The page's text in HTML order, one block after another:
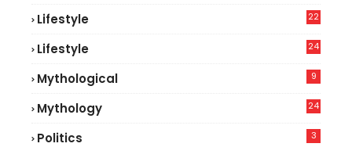
Lifestyle
22
Lifestyle
24
Mythological 9
Mythology 24
Politics 3